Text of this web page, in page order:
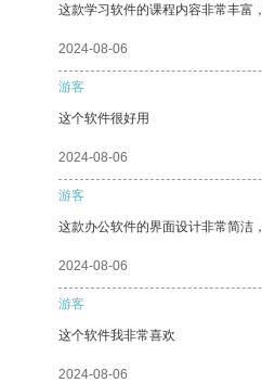
这款学习软件的课程内容非常丰富
2024-08-06
游客
这个软件很好用
2024-08-06
游客
这款办公软件的界面设计非常简洁
2024-08-06
游客
这个软件我非常喜欢
2024-08-06